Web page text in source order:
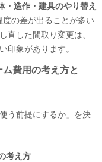
・造作・建具のやり替え
の差が出ることが多い
直した間取り変更は、
印象があります。
費用の考え方と
う前提にするか」を決
考え方